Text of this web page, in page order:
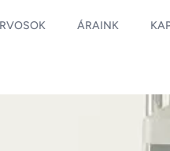
ÁRAINK